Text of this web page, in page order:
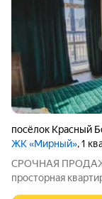
посёлок Красный
ЖК «Мирный», 1
СРОЧНАЯ ПРОДАЖА
просторная